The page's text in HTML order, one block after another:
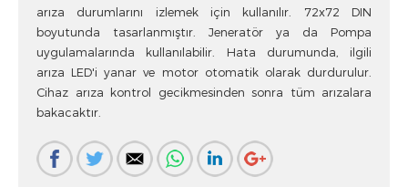
arıza durumlarını izlemek için kullanılır. 72x72 DIN
boyutunda tasarlanmıştır. Jeneratör ya da Pompa
uygulamalarında kullanılabilir. Hata durumunda, ilgili
arıza LED'i yanar ve motor otomatik olarak durdurulur.
Cihaz arıza kontrol gecikmesinden sonra tüm arızalara
bakacaktır.